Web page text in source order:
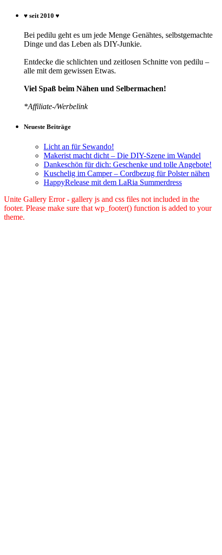
♥ seit 2010 ♥
Bei pedilu geht es um jede Menge Genähtes, selbstgemachte
Dinge und das Leben als DIY-Junkie.
Entdecke die schlichten und zeitlosen Schnitte von pedilu –
alle mit dem gewissen Etwas.
Viel Spaß beim Nähen und Selbermachen!
*Affiliate-/Werbelink
Neueste Beiträge
Licht an für Sewando!
Makerist macht dicht – Die DIY-Szene im Wandel
Dankeschön für dich: Geschenke und tolle Angebote!
Kuschelig im Camper – Cordbezug für Polster nähen
HappyRelease mit dem LaRia Summerdress
Unite Gallery Error - gallery js and css files not included in the
footer. Please make sure that wp_footer() function is added to your
theme.